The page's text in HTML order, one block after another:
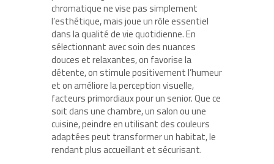
chromatique ne vise pas simplement
l’esthétique, mais joue un rôle essentiel
dans la qualité de vie quotidienne. En
sélectionnant avec soin des nuances
douces et relaxantes, on favorise la
détente, on stimule positivement l’humeur
et on améliore la perception visuelle,
facteurs primordiaux pour un senior. Que ce
soit dans une chambre, un salon ou une
cuisine, peindre en utilisant des couleurs
adaptées peut transformer un habitat, le
rendant plus accueillant et sécurisant.